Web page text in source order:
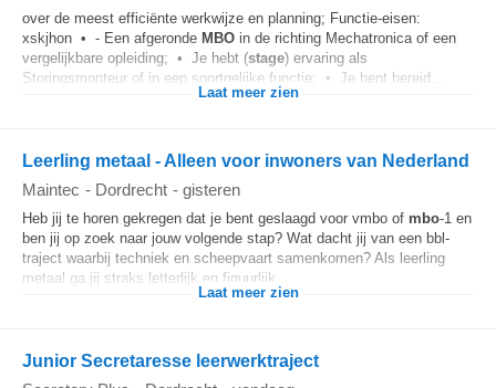
over de meest efficiënte werkwijze en planning; Functie-eisen:
xskjhon • - Een afgeronde MBO in de richting Mechatronica of een
vergelijkbare opleiding; • Je hebt (stage) ervaring als
Storingsmonteur of in een soortgelijke functie; • Je bent bereid...
Laat meer zien
Leerling metaal - Alleen voor inwoners van Nederland
Maintec - Dordrecht - gisteren
Heb jij te horen gekregen dat je bent geslaagd voor vmbo of mbo-1 en
ben jij op zoek naar jouw volgende stap? Wat dacht jij van een bbl-
traject waarbij techniek en scheepvaart samenkomen? Als leerling
metaal ga jij straks letterlijk en figuurlijk...
Laat meer zien
Junior Secretaresse leerwerktraject